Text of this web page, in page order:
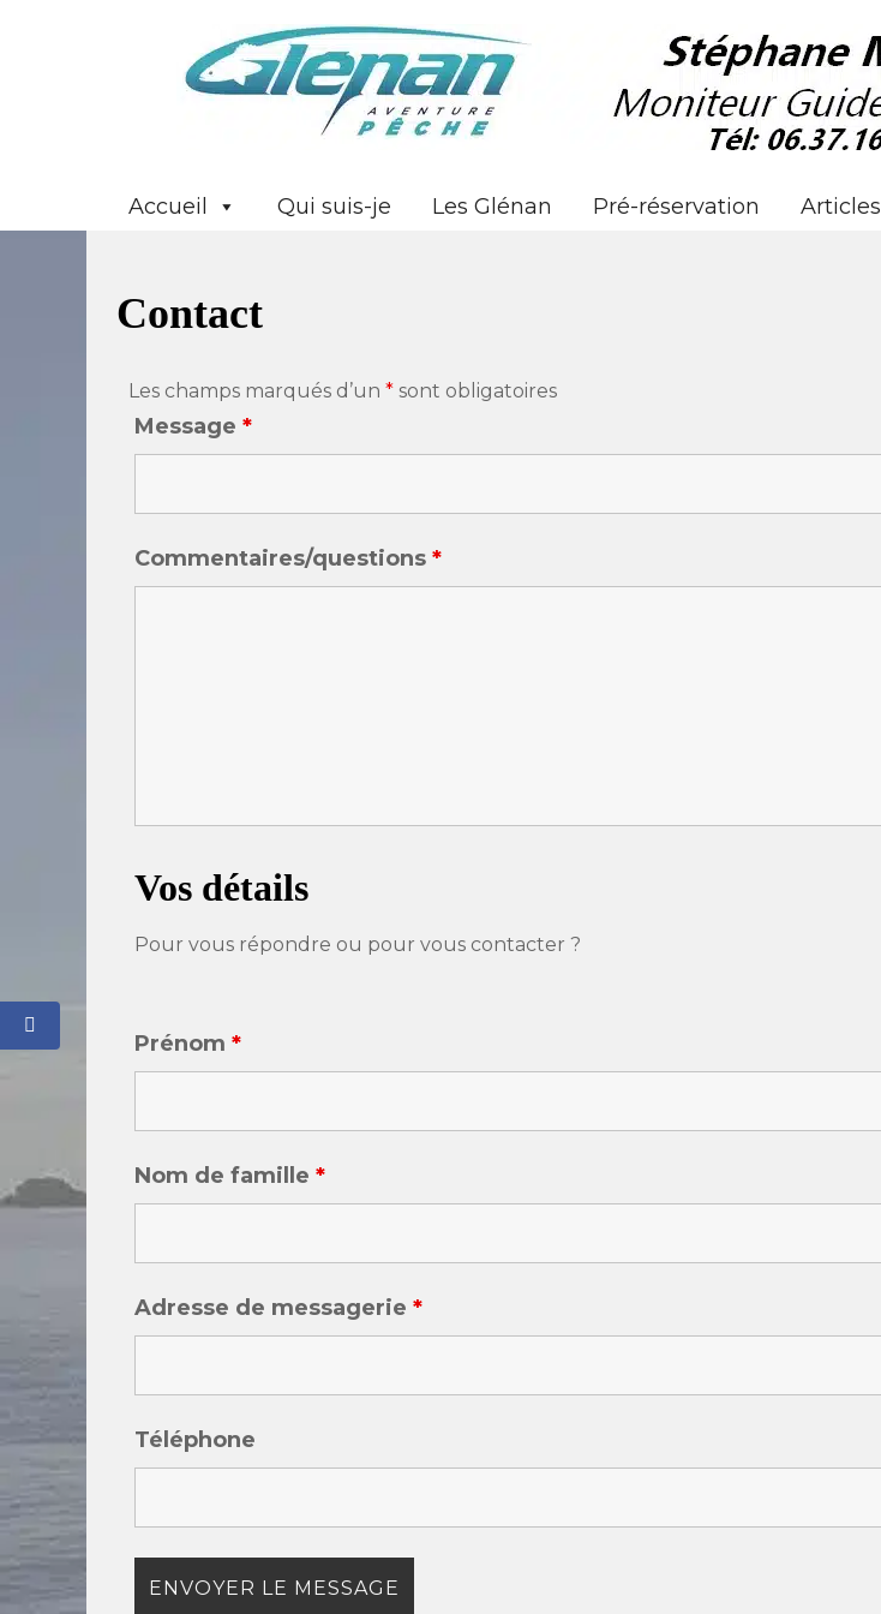
Accueil Qui suis-je Les Glénan Pré-réservation Articles
Contact
Les champs marqués d’un * sont obligatoires
Message *
Commentaires/questions *
Vos détails
Pour vous répondre ou pour vous contacter ?
Prénom *
Nom de famille *
Adresse de messagerie *
Téléphone